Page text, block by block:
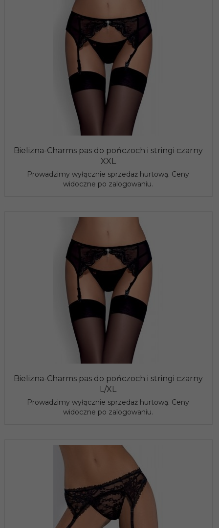
Bielizna-Charms pas do pończoch i stringi czarny
XXL
Prowadzimy wyłącznie sprzedaż hurtową. Ceny
widoczne po zalogowaniu.
Bielizna-Charms pas do pończoch i stringi czarny
L/XL
Prowadzimy wyłącznie sprzedaż hurtową. Ceny
widoczne po zalogowaniu.